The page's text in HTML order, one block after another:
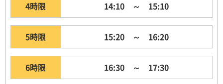
4時限 14:10 ～ 15:10
5時限 15:20 ～ 16:20
6時限 16:30 ～ 17:30